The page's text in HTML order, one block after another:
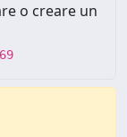
o creare un